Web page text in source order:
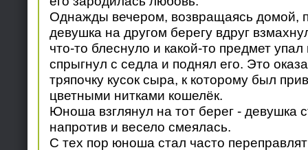
Однажды вечером, возвращаясь домой,
девушка на другом берегу вдруг
что-то блеснуло и какой-то предмет
спрыгнул с седла и поднял его. Это
тряпочку кусок сыра, к которому был
цветными нитками кошелёк.
Юноша взглянул на тот берег - девушка
напротив и весело смеялась.
С тех пор юноша стал часто